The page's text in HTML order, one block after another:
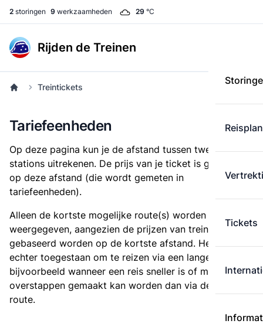
2 storingen 9 werkzaamheden 29 °C
Rijden de Treinen
Tickets
Treintickets
Tariefeenheden
Op deze pagina kun je de afstand tussen twee
stations uitrekenen. De prijs van je ticket is gebaseerd
op deze afstand (die wordt gemeten in
tariefeenheden).
Alleen de kortste mogelijke route(s) worden
weergegeven, aangezien de prijzen van treintickets
gebaseerd worden op de kortste afstand. Het is
echter toegestaan om te reizen via een langere route,
bijvoorbeeld wanneer een reis sneller is of met minder
overstappen gemaakt kan worden dan via de kortste
route.